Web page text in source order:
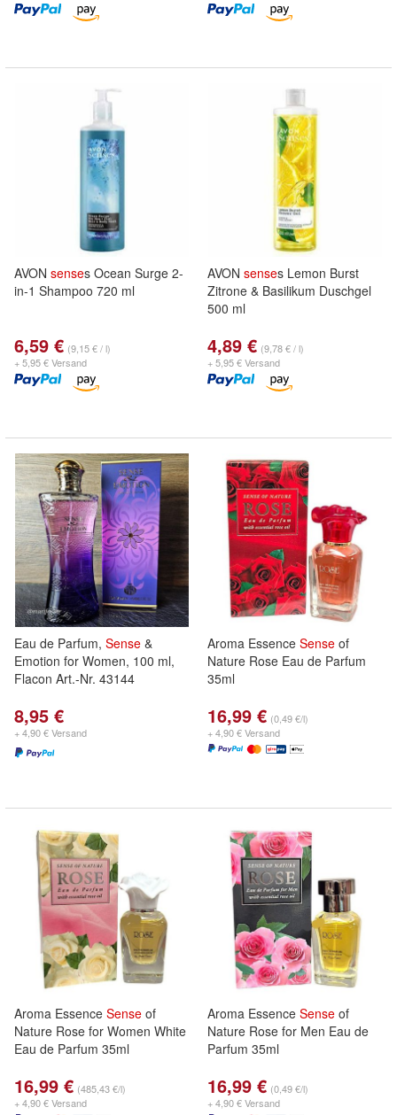
AVON senses Ocean Surge 2-
in-1 Shampoo 720 ml
6,59 € (9,15 € / l)
+ 5,95 € Versand
AVON senses Lemon Burst
Zitrone & Basilikum Duschgel
500 ml
4,89 € (9,78 € / l)
+ 5,95 € Versand
Eau de Parfum, Sense &
Emotion for Women, 100 ml,
Flacon Art.-Nr. 43144
8,95 €
+ 4,90 € Versand
Aroma Essence Sense of
Nature Rose Eau de Parfum
35ml
16,99 € (0,49 €/l)
+ 4,90 € Versand
Aroma Essence Sense of
Nature Rose for Women White
Eau de Parfum 35ml
16,99 € (485,43 €/l)
+ 4,90 € Versand
Aroma Essence Sense of
Nature Rose for Men Eau de
Parfum 35ml
16,99 € (0,49 €/l)
+ 4,90 € Versand